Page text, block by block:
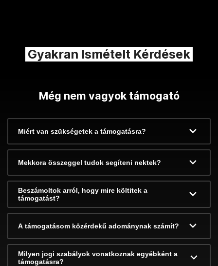
Gyakran Ismételt Kérdések
Még nem vagyok támogató
Miért van szükségetek a támogatásra?
Mekkora összeggel tudok segíteni nektek?
Beszámoltok arról, hogy mire költitek a
támogatást?
A támogatásom közérdekű adománynak számít?
Milyen jogi szabályok vonatkoznak egyébként a
támogatásra?